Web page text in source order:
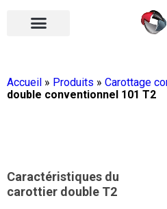
Accueil » Produits » Carottage
double conventionnel 101 T2
Caractéristiques du
carottier double T2